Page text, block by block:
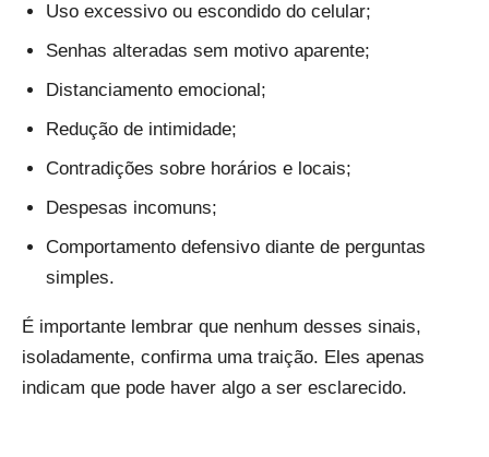
Uso excessivo ou escondido do celular;
Senhas alteradas sem motivo aparente;
Distanciamento emocional;
Redução de intimidade;
Contradições sobre horários e locais;
Despesas incomuns;
Comportamento defensivo diante de perguntas
simples.
É importante lembrar que nenhum desses sinais,
isoladamente, confirma uma traição. Eles apenas
indicam que pode haver algo a ser esclarecido.